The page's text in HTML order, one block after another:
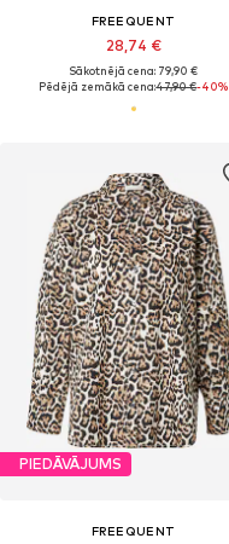
FREEQUENT
28,74 €
Sākotnējā cena: 79,90 €
Pēdējā zemākā cena:47,90 €-40%
PIEDĀVĀJUMS
FREEQUENT